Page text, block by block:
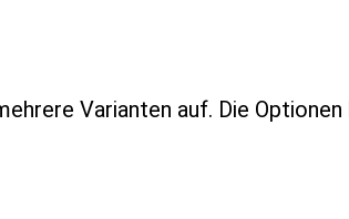
Varianten auf. Die